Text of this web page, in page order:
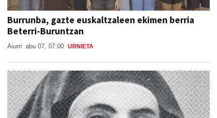
Burrunba, gazte euskaltzaleen ekimen berria
Beterri-Buruntzan
Aiurri abu 07, 07:00 URNIETA